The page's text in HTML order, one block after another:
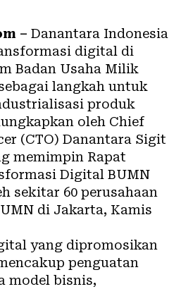
– Danantara Indonesia
digital di
Badan Usaha Milik
langkah untuk
produk
oleh Chief
(CTO) Danantara Sigit
memimpin Rapat
Digital BUMN
sekitar 60 perusahaan
di Jakarta, Kamis
yang dipromosikan
penguatan
model bisnis,